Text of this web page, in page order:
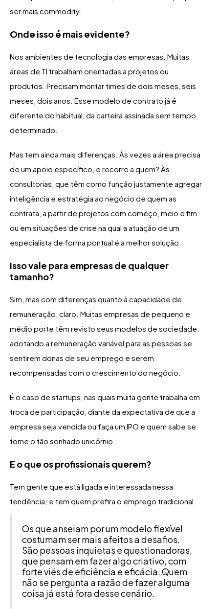
ser mais commodity.
Onde isso é mais evidente?
Nos ambientes de tecnologia das empresas. Muitas
áreas de TI trabalham orientadas a projetos ou
produtos. Precisam montar times de dois meses, seis
meses, dois anos. Esse modelo de contrato já é
diferente do habitual, da carteira assinada sem tempo
determinado.
Mas tem ainda mais diferenças. Às vezes a área precisa
de um apoio específico, e recorre a quem? Às
consultorias, que têm como função justamente agregar
inteligência e estratégia ao negócio de quem as
contrata, a partir de projetos com começo, meio e fim
ou em situações de crise na qual a atuação de um
especialista de forma pontual é a melhor solução.
Isso vale para empresas de qualquer
tamanho?
Sim, mas com diferenças quanto à capacidade de
remuneração, claro. Muitas empresas de pequeno e
médio porte têm revisto seus modelos de sociedade,
adotando a remuneração variável para as pessoas se
sentirem donas de seu emprego e serem
recompensadas com o crescimento do negócio.
É o caso de startups, nas quais muita gente trabalha em
troca de participação, diante da expectativa de que a
empresa seja vendida ou faça um IPO e quem sabe se
torne o tão sonhado unicórnio.
E o que os profissionais querem?
Tem gente que está ligada e interessada nessa
tendência; e tem quem prefira o emprego tradicional.
Os que anseiam por um modelo flexível
costumam ser mais afeitos a desafios.
São pessoas inquietas e questionadoras,
que pensam em fazer algo criativo, com
forte viés de eficiência e eficácia. Quem
não se pergunta a razão de fazer alguma
coisa já está fora desse cenário.